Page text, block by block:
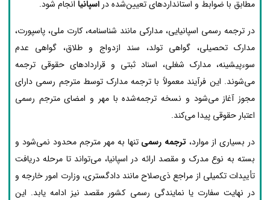
مطابق با ضوابط و استانداردهای تعیین‌شده در اسپانیا انجام شود.
در ترجمه رسمی اسپانیایی، مدارکی مانند شناسنامه، کارت ملی، پاسپورت،
مدارک تحصیلی، گواهی تولد، سند ازدواج و طلاق، گواهی عدم
سوءپیشینه، مدارک شغلی، اسناد ثبتی و قراردادهای حقوقی ترجمه
می‌شوند. این فرآیند معمولاً با ترجمه مدارک توسط مترجم رسمی دارای
مجوز آغاز می‌شود و نسخه ترجمه‌شده با مهر و امضای مترجم رسمی
اعتبار حقوقی پیدا می‌کند.
در بسیاری از موارد، ترجمه رسمی تنها به مهر مترجم محدود نمی‌شود و
بسته به نوع مدرک و مقصد ارائه در اسپانیا، می‌تواند تا مرحله دریافت
تأییدات تکمیلی از مراجع ذی‌صلاح مانند دادگستری، وزارت امور خارجه و
در نهایت سفارت یا نمایندگی رسمی کشور مقصد نیز ادامه یابد. این